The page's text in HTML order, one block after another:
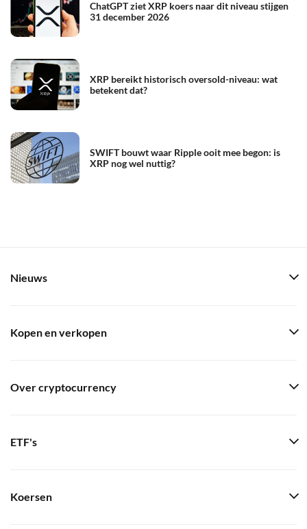
ChatGPT ziet XRP koers naar dit niveau stijgen
31 december 2026
XRP bereikt historisch oversold-niveau: wat
betekent dat?
SWIFT bouwt waar Ripple ooit mee begon: is
XRP nog wel nuttig?
Nieuws
Kopen en verkopen
Over cryptocurrency
ETF's
Koersen